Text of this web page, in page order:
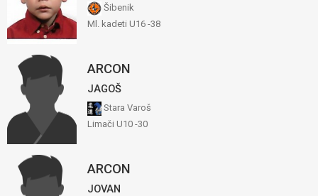
Šibenik
Ml. kadeti U16 -38
ARCON
JAGOŠ
Stara Varoš
Limači U10 -30
ARCON
JOVAN